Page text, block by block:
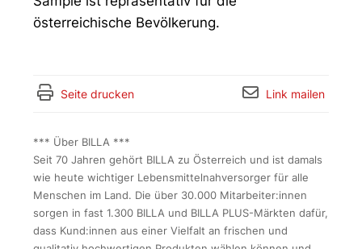
österreichische Bevölkerung.
Seite drucken Link mailen
*** Über BILLA ***
Seit 70 Jahren gehört BILLA zu Österreich und ist damals
wie heute wichtiger Lebensmittelnahversorger für alle
Menschen im Land. Die über 30.000 Mitarbeiter:innen
sorgen in fast 1.300 BILLA und BILLA PLUS-Märkten dafür,
dass Kund:innen aus einer Vielfalt an frischen und